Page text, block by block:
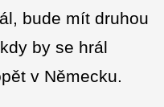
bude mít druhou
by se hrál
v Německu.